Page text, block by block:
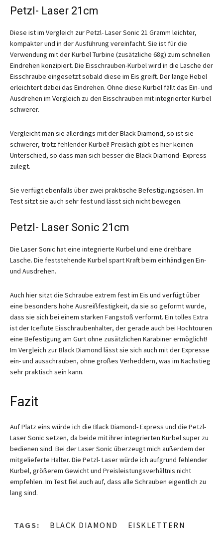
Petzl- Laser 21cm
Diese ist im Vergleich zur Petzl- Laser Sonic 21 Gramm leichter,
kompakter und in der Ausführung vereinfacht. Sie ist für die
Verwendung mit der Kurbel Turbine (zusätzliche 68g) zum schnellen
Eindrehen konzipiert. Die Eisschrauben-Kurbel wird in die Lasche der
Eisschraube eingesetzt sobald diese im Eis greift. Der lange Hebel
erleichtert dabei das Eindrehen. Ohne diese Kurbel fällt das Ein- und
Ausdrehen im Vergleich zu den Eisschrauben mit integrierter Kurbel
schwerer.
Vergleicht man sie allerdings mit der Black Diamond, so ist sie
schwerer, trotz fehlender Kurbel! Preislich gibt es hier keinen
Unterschied, so dass man sich besser die Black Diamond- Express
zulegt.
Sie verfügt ebenfalls über zwei praktische Befestigungsösen. Im
Test sitzt sie auch sehr fest und lässt sich nicht bewegen.
Petzl- Laser Sonic 21cm
Die Laser Sonic hat eine integrierte Kurbel und eine drehbare
Lasche. Die feststehende Kurbel spart Kraft beim einhändigen Ein-
und Ausdrehen.
Auch hier sitzt die Schraube extrem fest im Eis und verfügt über
eine besonders hohe Ausreißfestigkeit, da sie so geformt wurde,
dass sie sich bei einem starken Fangstoß verformt. Ein tolles Extra
ist der Iceflute Eisschraubenhalter, der gerade auch bei Hochtouren
eine Befestigung am Gurt ohne zusätzlichen Karabiner ermöglicht!
Im Vergleich zur Black Diamond lässt sie sich auch mit der Expresse
ein- und ausschrauben, ohne großes Verheddern, was im Nachstieg
sehr praktisch sein kann.
Fazit
Auf Platz eins würde ich die Black Diamond- Express und die Petzl-
Laser Sonic setzen, da beide mit ihrer integrierten Kurbel super zu
bedienen sind. Bei der Laser Sonic überzeugt mich außerdem der
mitgelieferte Halter. Die Petzl- Laser würde ich aufgrund fehlender
Kurbel, größerem Gewicht und Preisleistungsverhältnis nicht
empfehlen. Im Test fiel auch auf, dass alle Schrauben eigentlich zu
lang sind.
TAGS: BLACK DIAMOND EISKLETTERN